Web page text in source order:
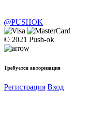
@PUSHOK
© 2021 Push-ok
Требуется авторизация
Регистрация Вход